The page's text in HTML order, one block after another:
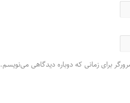
برای زمانی که دوباره دیدگاهی می‌نویسم.